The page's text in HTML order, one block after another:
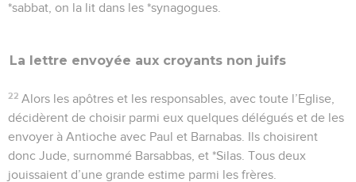
*sabbat, on la lit dans les *synagogues.
La lettre envoyée aux croyants non juifs
22 Alors les apôtres et les responsables, avec toute l’Eglise,
décidèrent de choisir parmi eux quelques délégués et de les
envoyer à Antioche avec Paul et Barnabas. Ils choisirent
donc Jude, surnommé Barsabbas, et *Silas. Tous deux
jouissaient d’une grande estime parmi les frères.